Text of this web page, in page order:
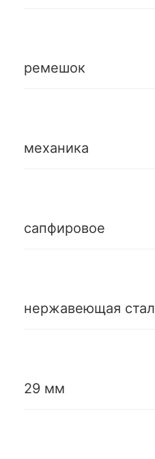
ремешок
механика
сапфировое
нержавеющая
29 мм